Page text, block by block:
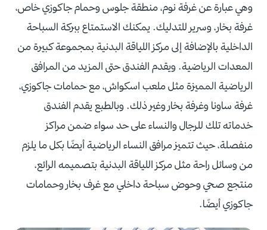
وهي عبارة عن غرفة نوم، منطقة جلوس وحمام جاكوزي خاص،
غرفة بخار، وسرير للتدليك. يمكنك الاستمتاع ببركة السباحة
الداخلية بالإضافة إلى مركز اللياقة البدنية بمجموعة كبيرة من
المعدات الرياضية. ويقدم الفندق حتى المزيد من المرافق
الرياضية المميزة مثل ملعب اسكواش، مع حمامات جاكوزي،
غرفة ساونا وغرفة بخار وغير ذلك. وبالطبع يقدم الفندق
خدماته تلك للرجال والنساء على حد سواء ضمن مراكز
منفصلة، حيث تتميز مرافق النساء الرياضية أيضًا بكل ما يلزم
من وسائل راحة مثل مركز اللياقة البدنية بتصميمه الرائع،
منتجع صحي وحوض سباحة داخلي مع غرف بخار وحمامات
جاكوزي أيضًا.